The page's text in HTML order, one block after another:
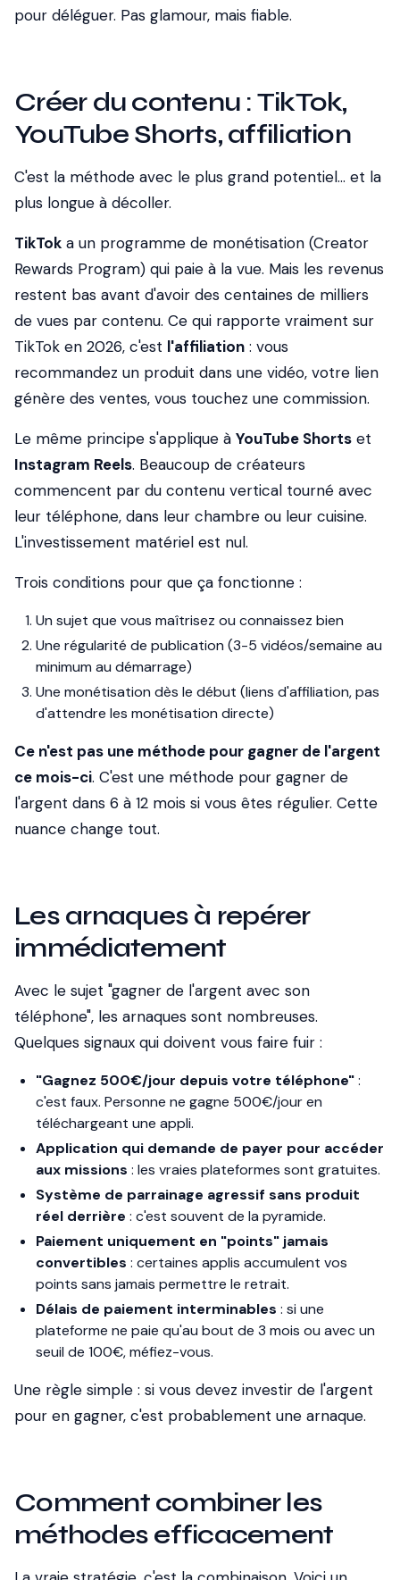
pour déléguer. Pas glamour, mais fiable.
Créer du contenu : TikTok,
YouTube Shorts, affiliation
C'est la méthode avec le plus grand potentiel... et la
plus longue à décoller.
TikTok a un programme de monétisation (Creator
Rewards Program) qui paie à la vue. Mais les revenus
restent bas avant d'avoir des centaines de milliers
de vues par contenu. Ce qui rapporte vraiment sur
TikTok en 2026, c'est l'affiliation : vous
recommandez un produit dans une vidéo, votre lien
génère des ventes, vous touchez une commission.
Le même principe s'applique à YouTube Shorts et
Instagram Reels. Beaucoup de créateurs
commencent par du contenu vertical tourné avec
leur téléphone, dans leur chambre ou leur cuisine.
L'investissement matériel est nul.
Trois conditions pour que ça fonctionne :
Un sujet que vous maîtrisez ou connaissez bien
Une régularité de publication (3-5 vidéos/semaine au
minimum au démarrage)
Une monétisation dès le début (liens d'affiliation, pas
d'attendre les monétisation directe)
Ce n'est pas une méthode pour gagner de l'argent
ce mois-ci. C'est une méthode pour gagner de
l'argent dans 6 à 12 mois si vous êtes régulier. Cette
nuance change tout.
Les arnaques à repérer
immédiatement
Avec le sujet "gagner de l'argent avec son
téléphone", les arnaques sont nombreuses.
Quelques signaux qui doivent vous faire fuir :
"Gagnez 500€/jour depuis votre téléphone":
c'est faux. Personne ne gagne 500€/jour en
téléchargeant une appli.
Application qui demande de payer pour accéder
aux missions : les vraies plateformes sont gratuites.
Système de parrainage agressif sans produit
réel derrière : c'est souvent de la pyramide.
Paiement uniquement en "points" jamais
convertibles : certaines applis accumulent vos
points sans jamais permettre le retrait.
Délais de paiement interminables : si une
plateforme ne paie qu'au bout de 3 mois ou avec un
seuil de 100€, méfiez-vous.
Une règle simple : si vous devez investir de l'argent
pour en gagner, c'est probablement une arnaque.
Comment combiner les
méthodes efficacement